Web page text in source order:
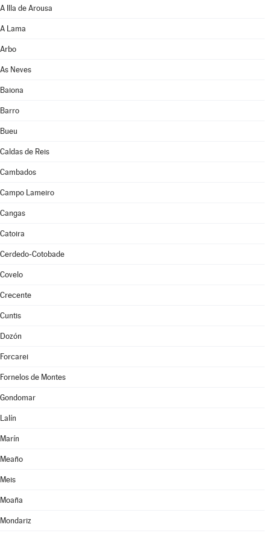
A Illa de Arousa
A Lama
Arbo
As Neves
Baiona
Barro
Bueu
Caldas de Reis
Cambados
Campo Lameiro
Cangas
Catoira
Cerdedo-Cotobade
Covelo
Crecente
Cuntis
Dozón
Forcarei
Fornelos de Montes
Gondomar
Lalín
Marín
Meaño
Meis
Moaña
Mondariz